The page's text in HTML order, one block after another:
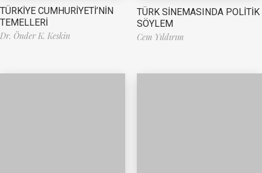
TÜRKİYE CUMHURİYETİ’NİN
TEMELLERİ
Dr. Önder K. Keskin
TÜRK SİNEMASINDA POLİTİK
SÖYLEM
Cem Yıldırım